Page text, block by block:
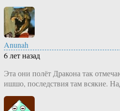
Anunah
6 лет назад
Эта они полёт Дракона так
ишшо, последствия там всякие.